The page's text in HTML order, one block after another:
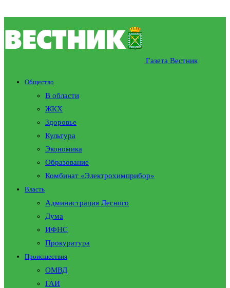
Газета Вестник
Общество
В области
ЖКХ
Здоровье
Культура
Экономика
Образование
Комбинат «Электрохимприбор»
Власть
Администрация Лесного
Дума
ИФНС
Прокуратура
Происшествия
ОМВД
ГАИ